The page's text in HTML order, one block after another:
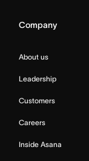
Company
About us
Leadership
Customers
Careers
Inside Asana